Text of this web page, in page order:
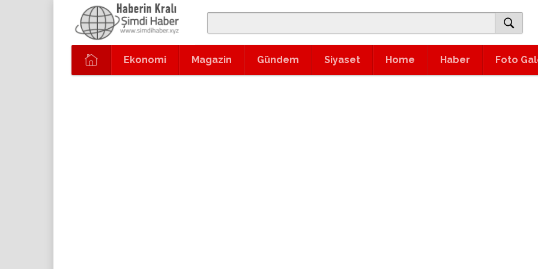
Ekonomi Magazin Gündem Siyaset Home Haber Foto